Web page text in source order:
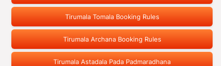
Tirumala Tomala Booking Rules
Tirumala Archana Booking Rules
Tirumala Astadala Pada Padmaradhana